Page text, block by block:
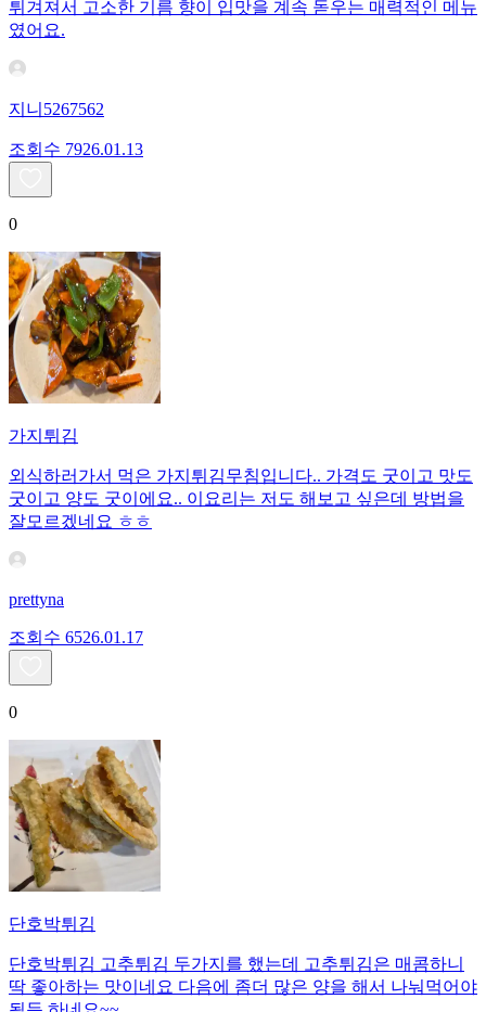
튀겨져서 고소한 기름 향이 입맛을 계속 돋우는 매력적인 메뉴
였어요.
지니5267562
조회수 7926.01.13
0
가지튀김
외식하러가서 먹은 가지튀김무침입니다.. 가격도 굿이고 맛도
굿이고 양도 굿이에요.. 이요리는 저도 해보고 싶은데 방법을
잘모르겠네요 ㅎㅎ
prettyna
조회수 6526.01.17
0
단호박튀김
단호박튀김 고추튀김 두가지를 했는데 고추튀김은 매콤하니
딱 좋아하는 맛이네요 다음에 좀더 많은 양을 해서 나눠먹어야